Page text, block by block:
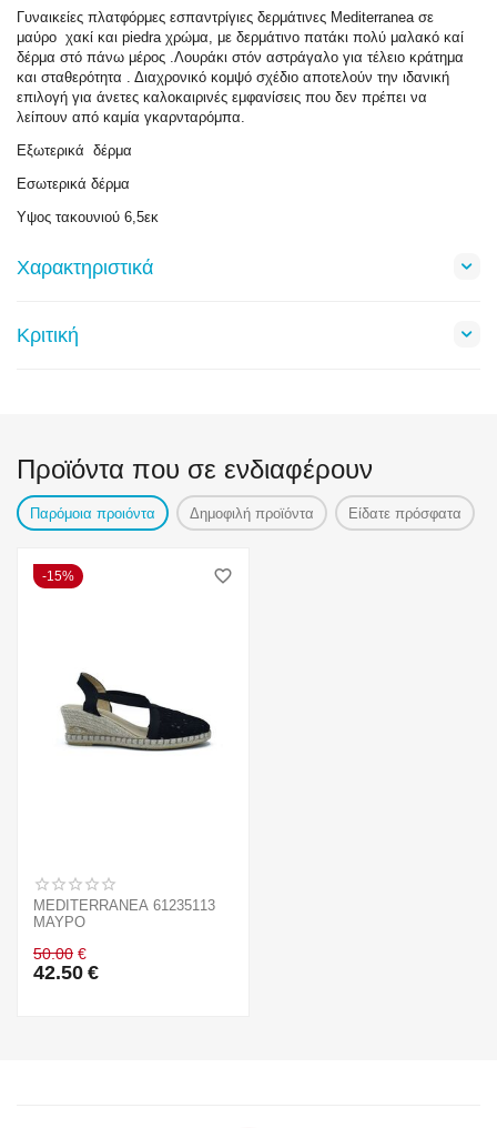
Γυναικείες πλατφόρμες εσπαντρίγιες δερμάτινες Mediterranea σε
μαύρο χακί και piedra χρώμα, με δερμάτινο πατάκι πολύ μαλακό καί
δέρμα στό πάνω μέρος .Λουράκι στόν αστράγαλο για τέλειο κράτημα
και σταθερότητα . Διαχρονικό κομψό σχέδιο αποτελούν την ιδανική
επιλογή για άνετες καλοκαιρινές εμφανίσεις που δεν πρέπει να
λείπουν από καμία γκαρνταρόμπα.
Εξωτερικά δέρμα
Εσωτερικά δέρμα
Υψος τακουνιού 6,5εκ
Χαρακτηριστικά
Κριτική
Προϊόντα που σε ενδιαφέρουν
Παρόμοια προιόντα Δημοφιλή προϊόντα Είδατε πρόσφατα
15%
MEDITERRANEA 61235113
ΜΑΥΡΟ
50.00 €
42.50 €